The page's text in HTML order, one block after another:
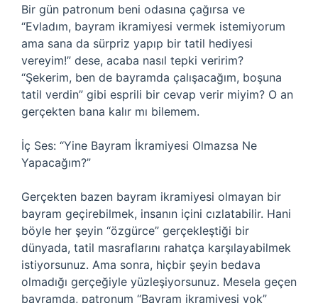
Bir gün patronum beni odasına çağırsa ve
“Evladım, bayram ikramiyesi vermek istemiyorum
ama sana da sürpriz yapıp bir tatil hediyesi
vereyim!” dese, acaba nasıl tepki veririm?
“Şekerim, ben de bayramda çalışacağım, boşuna
tatil verdin” gibi esprili bir cevap verir miyim? O an
gerçekten bana kalır mı bilemem.
İç Ses: “Yine Bayram İkramiyesi Olmazsa Ne
Yapacağım?”
Gerçekten bazen bayram ikramiyesi olmayan bir
bayram geçirebilmek, insanın içini cızlatabilir. Hani
böyle her şeyin “özgürce” gerçekleştiği bir
dünyada, tatil masraflarını rahatça karşılayabilmek
istiyorsunuz. Ama sonra, hiçbir şeyin bedava
olmadığı gerçeğiyle yüzleşiyorsunuz. Mesela geçen
bayramda, patronum “Bayram ikramiyesi yok”